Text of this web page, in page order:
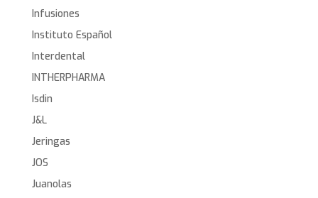
Infusiones
Instituto Español
Interdental
INTHERPHARMA
Isdin
J&L
Jeringas
JOS
Juanolas